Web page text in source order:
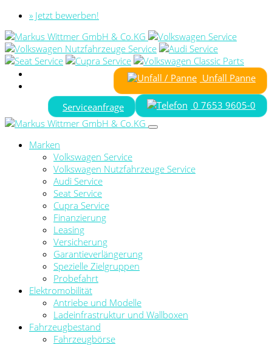
» Jetzt bewerben!
Unfall Panne
0 7653 9605-0
Serviceanfrage
Marken
Volkswagen Service
Volkswagen Nutzfahrzeuge Service
Audi Service
Seat Service
Cupra Service
Finanzierung
Leasing
Versicherung
Garantieverlängerung
Spezielle Zielgruppen
Probefahrt
Elektromobilität
Antriebe und Modelle
Ladeinfrastruktur und Wallboxen
Fahrzeugbestand
Fahrzeugbörse